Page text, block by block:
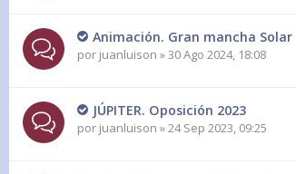
Animación. Gran mancha Solar
por juanluison » 30 Ago 2024, 18:08
JÚPITER. Oposición 2023
por juanluison » 24 Sep 2023, 09:25